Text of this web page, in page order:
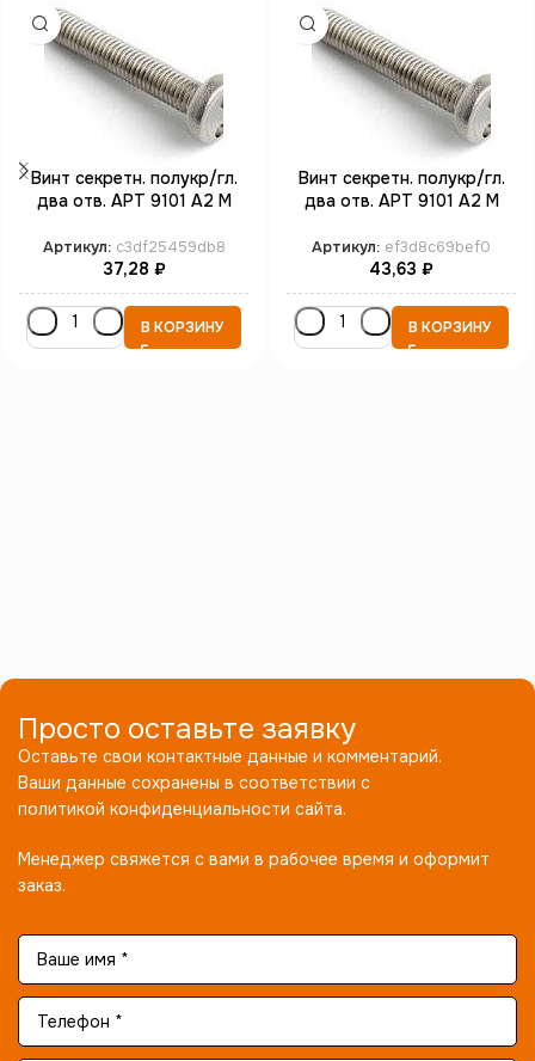
Винт секретн. полукр/гл.
два отв. АРТ 9101 А2 M
Артикул: c3df25459db8
37,28 ₽
В КОРЗИНУ
Винт секретн. полукр/гл.
два отв. АРТ 9101 А2 M
Артикул: ef3d8c69bef0
43,63 ₽
В КОРЗИНУ
Просто оставьте заявку
Оставьте свои контактные данные и комментарий.
Ваши данные сохранены в соответствии с
политикой конфиденциальности сайта.
Менеджер свяжется с вами в рабочее время и оформит
заказ.